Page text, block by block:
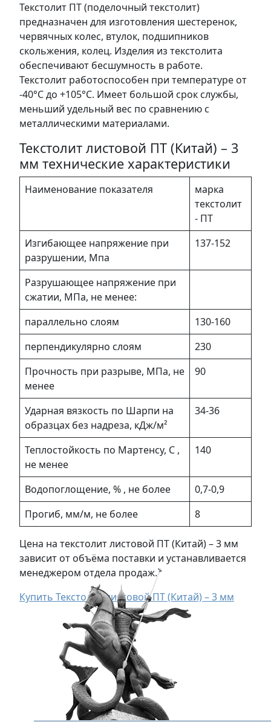
Текстолит ПТ (поделочный текстолит)
предназначен для изготовления шестеренок,
червячных колес, втулок, подшипников
скольжения, колец. Изделия из текстолита
обеспечивают бесшумность в работе.
Текстолит работоспособен при температуре от
-40°С до +105°С. Имеет большой срок службы,
меньший удельный вес по сравнению с
металлическими материалами.
Текстолит листовой ПТ (Китай) – 3
мм технические характеристики
Наименование показателя
марка
текстолит
- ПТ
Изгибающее напряжение при
разрушении, Мпа
137-152
Разрушающее напряжение при
сжатии, МПа, не менее:
параллельно слоям
130-160
перпендикулярно слоям
230
Прочность при разрыве, МПа, не
менее
90
Ударная вязкость по Шарпи на
образцах без надреза, кДж/м²
34-36
Теплостойкость по Мартенсу, С ,
не менее
140
Водопоглощение, % , не более
0,7-0,9
Прогиб, мм/м, не более
8
Цена на текстолит листовой ПТ (Китай) – 3 мм
зависит от объёма поставки и устанавливается
менеджером отдела продаж.
Купить Текстолит листовой ПТ (Китай) – 3 мм